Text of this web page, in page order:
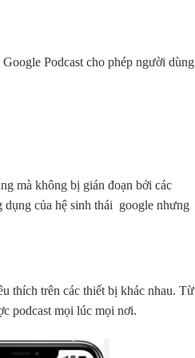
Podcast cho phép người dùng
mà không bị gián đoạn bởi các
của hệ sinh thái google nhưng
thích trên các thiết bị khác nhau. Từ
podcast mọi lúc mọi nơi.